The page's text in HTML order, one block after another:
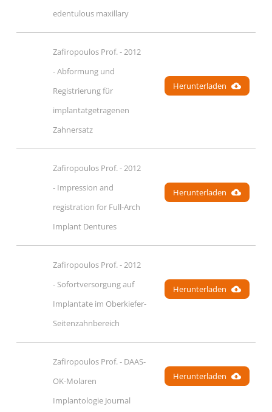
edentulous maxillary
Zafiropoulos Prof. - 2012
- Abformung und
Registrierung für
implantatgetragenen
Zahnersatz
Herunterladen
Zafiropoulos Prof. - 2012
- Impression and
registration for Full-Arch
Implant Dentures
Herunterladen
Zafiropoulos Prof. - 2012
- Sofortversorgung auf
Implantate im Oberkiefer-
Seitenzahnbereich
Herunterladen
Zafiropoulos Prof. - DAAS-
OK-Molaren
Implantologie Journal
Herunterladen